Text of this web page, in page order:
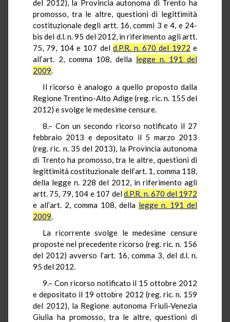
del 2012), la Provincia autonoma di Trento ha
promosso, tra le altre, questioni di legittimità
costituzionale degli artt. 16, commi 3 e 4, e 24-
bis del d.l. n. 95 del 2012, in riferimento agli artt.
75, 79, 104 e 107 deld.P.R. n. 670 del 1972 e
all’art. 2, comma 108, della legge n. 191 del
2009.
Il ricorso è analogo a quello proposto dalla
Regione Trentino-Alto Adige (reg. ric. n. 155 del
2012) e svolge le medesime censure.
8.– Con un secondo ricorso notificato il 27
febbraio 2013 e depositato il 5 marzo 2013
(reg. ric. n. 35 del 2013), la Provincia autonoma
di Trento ha promosso, tra le altre, questioni di
legittimità costituzionale dell’art. 1, comma 118,
della legge n. 228 del 2012, in riferimento agli
artt. 75, 79, 104 e 107 deld.P.R. n. 670 del 1972
e all’art. 2, comma 108, della legge n. 191 del
2009.
La ricorrente svolge le medesime censure
proposte nel precedente ricorso (reg. ric. n. 156
del 2012) avverso l’art. 16, comma 3, del d.l. n.
95 del 2012.
9.– Con ricorso notificato il 15 ottobre 2012
e depositato il 19 ottobre 2012 (reg. ric. n. 159
del 2012), la Regione autonoma Friuli-Venezia
Giulia ha promosso, tra le altre, questioni di